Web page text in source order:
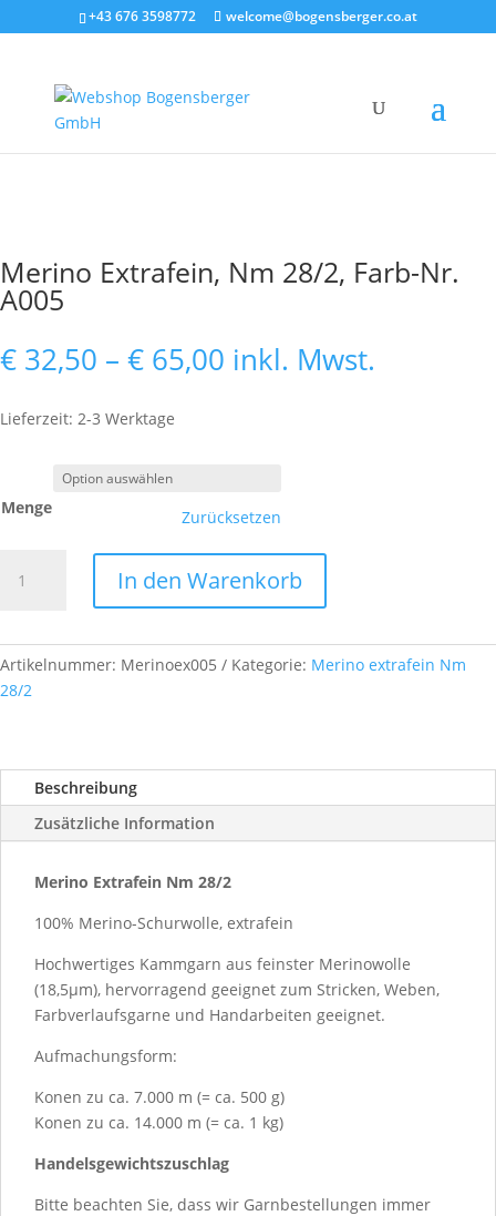
+43 676 3598772 welcome@bogensberger.co.at
Merino Extrafein, Nm 28/2, Farb-Nr.
A005
€ 32,50 – € 65,00 Preisspanne:
€ 32,50
inkl. Mwst.
Lieferzeit: 2-3 Werktage
Menge Zurücksetzen
Extrafein,
Farb-
Nr.
In den Warenkorb
Artikelnummer: Merinoex005 Kategorie: Merino extrafein Nm
28/2
Beschreibung
Zusätzliche Information
Merino Extrafein Nm 28/2
100% Merino-Schurwolle, extrafein
Hochwertiges Kammgarn aus feinster Merinowolle
(18,5µm), hervorragend geeignet zum Stricken, Weben,
Farbverlaufsgarne und Handarbeiten geeignet.
Aufmachungsform:
Konen zu ca. 7.000 m (= ca. 500 g)
Konen zu ca. 14.000 m (= ca. 1 kg)
Handelsgewichtszuschlag
Bitte beachten Sie, dass wir Garnbestellungen immer